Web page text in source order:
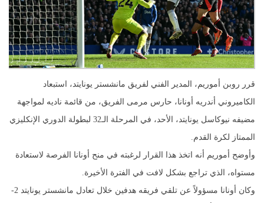
قرر روبن أموريم، المدير الفني لفريق مانشستر يونايتد، استبعاد
الكاميروني أندريه أونانا، حارس مرمى الفريق، من قائمة ناديه لمواجهة
مضيفه نيوكاسل يونايتد، الأحد، في المرحلة الـ32 لبطولة الدوري الإنكليزي
الممتاز لكرة القدم.
وأوضح أموريم أنه اتخذ هذا القرار لرغبته في منح أونانا الفرصة لاستعادة
مستواه، الذي تراجع بشكل لافت في الفترة الأخيرة.
وكان أونانا مسؤولاً عن تلقي فريقه هدفين خلال تعادل مانشستر يونايتد 2-